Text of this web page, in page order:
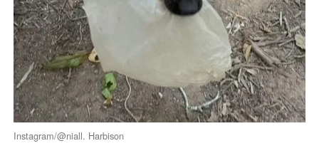
Instagram/@niall. Harbison